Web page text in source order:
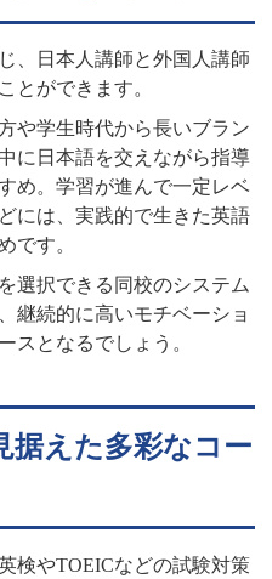
、日本人講師と外国人講師
とができます。
や学生時代から長いブラン
に日本語を交えながら指導
め。学習が進んで一定レベ
には、実践的で生きた英語
です。
選択できる同校のシステム
継続的に高いモチベーショ
スとなるでしょう。
据えた多彩なコー
検やTOEICなどの試験対策